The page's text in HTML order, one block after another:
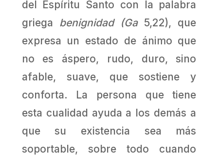
del Espíritu Santo con la palabra
griega benignidad (Ga5,22), que
expresa un estado de ánimo que
no es áspero, rudo, duro, sino
afable, suave, que sostiene y
conforta. La persona que tiene
esta cualidad ayuda a los demás a
que su existencia sea más
soportable, sobre todo cuando